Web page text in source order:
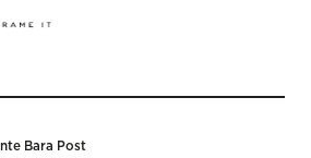
Inte Bara Post